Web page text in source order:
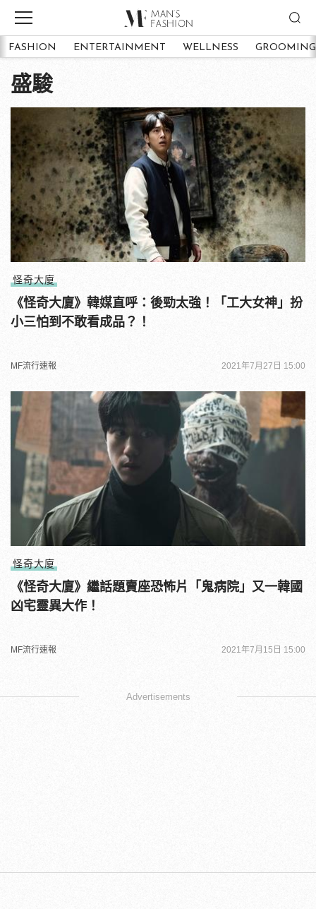
FASHION ENTERTAINMENT WELLNESS GROOMING
盛駿
怪奇大廈
《怪奇大廈》韓媒直呼：後勁太強！「工大女神」扮
小三怕到不敢看成品？！
MF流行速報 2021年7月27日 15:00
怪奇大廈
《怪奇大廈》繼話題賣座恐怖片「鬼病院」又一韓國
凶宅靈異大作！
MF流行速報 2021年7月15日 15:00
Advertisements